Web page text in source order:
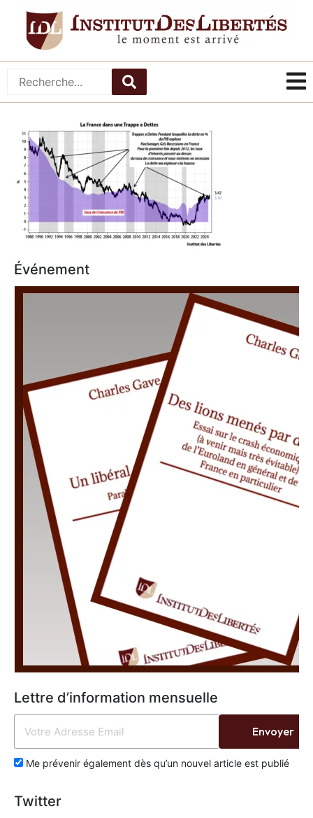
Événement
Lettre d’information mensuelle
Me prévenir également dès qu’un nouvel article est publié
Envoyer
Twitter